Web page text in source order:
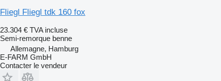
Fliegl Fliegl tdk 160 fox
23.304 € TVA incluse
Semi-remorque benne
Allemagne, Hamburg
E-FARM GmbH
Contacter le vendeur